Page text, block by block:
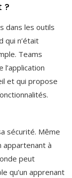
?
dans les outils
qui n’était
Teams
et qui propose
sécurité. Même
appartenant à
peut
qu’un apprenant